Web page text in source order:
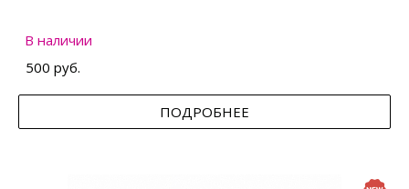
В наличии
500 руб.
ПОДРОБНЕЕ